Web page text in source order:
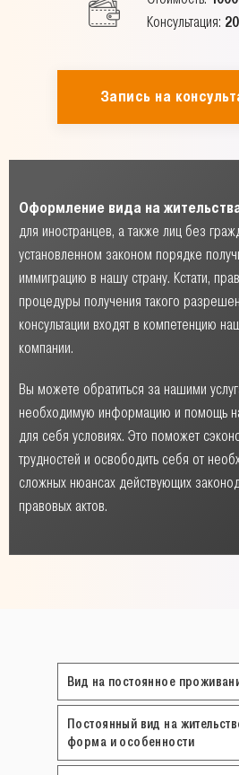
Консультация:
Запись на
Оформление вида на
для иностранцев, а также лиц без
установленном законом порядке
иммиграцию в нашу страну. Кстати,
процедуры получения такого
консультации входят в компетенцию
компании.
Вы можете обратиться за нашими
необходимую информацию и помощь
для себя условиях. Это поможет
трудностей и освободить себя от
сложных нюансах действующих
правовых актов.
Вид на постоянное
Постоянный вид на
форма и особенности